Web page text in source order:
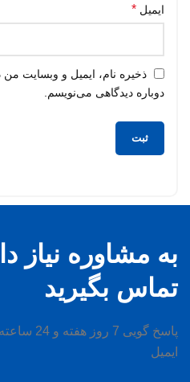
ایمیل *
ذخیره نام، ایمیل و وبسایت
دوباره دیدگاهی می‌نویسم.
به مشاوره نیاز
تماس بگیرید
پاسخ
ایمیل